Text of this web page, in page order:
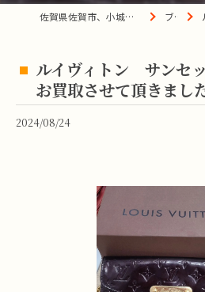
佐賀県佐賀市、小城市、杵島郡の買取は宝の蔵へ ブログ
ルイヴィトン サンセ
お買取させて頂きまし
2024/08/24